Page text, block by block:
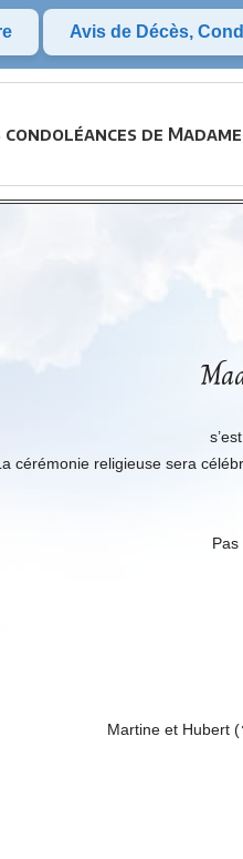
Avis de Décès,
de Madame
cérémonie religieuse sera
Pas
Martine et Hubert (